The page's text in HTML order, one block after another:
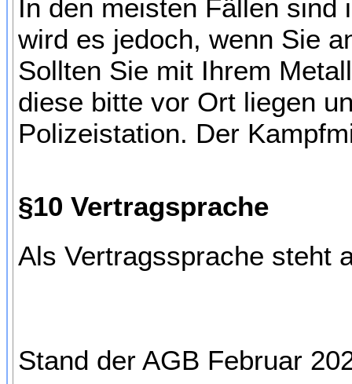
In den meisten Fällen
wird es jedoch, wenn Sie
Sollten Sie mit Ihrem
diese bitte vor Ort liegen
Polizeistation. Der
§10 Vertragsprache
Als Vertragssprache steht
Stand der AGB Februar